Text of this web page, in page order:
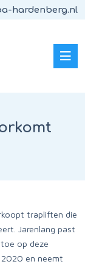
hardenberg.nl
trapliften die
Jarenlang past
op deze
en neemt